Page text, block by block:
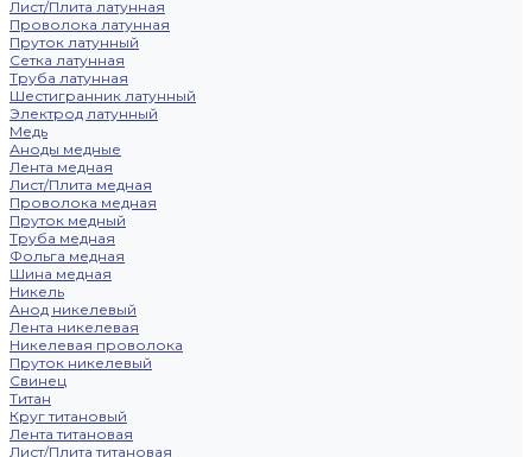
Лист/Плита латунная
Проволока латунная
Пруток латунный
Сетка латунная
Труба латунная
Шестигранник латунный
Электрод латунный
Медь
Аноды медные
Лента медная
Лист/Плита медная
Проволока медная
Пруток медный
Труба медная
Фольга медная
Шина медная
Никель
Анод никелевый
Лента никелевая
Никелевая проволока
Пруток никелевый
Свинец
Титан
Круг титановый
Лента титановая
Лист/Плита титановая